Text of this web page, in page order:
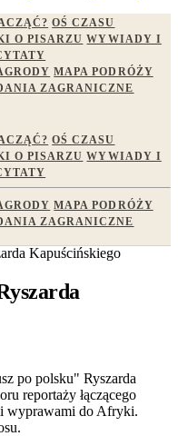
OŚ CZASU
O PISARZU WYWIADY I
MAPA PODRÓŻY
ZAGRANICZNE
OŚ CZASU
O PISARZU WYWIADY I
MAPA PODRÓŻY
ZAGRANICZNE
Kapuścińskiego
po polsku" Ryszarda
reportaży łączącego
wyprawami do Afryki.